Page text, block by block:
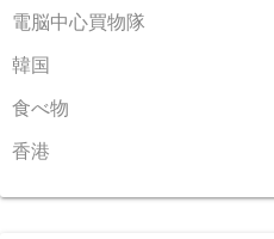
電脳中心買物隊
韓国
食べ物
香港